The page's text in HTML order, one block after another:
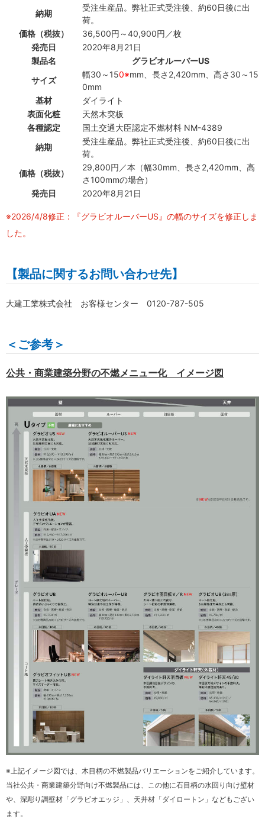
納期
受注生産品。弊社正式受注後、約60日後に出
荷。
価格（税抜）
36,500円～40,900円／枚
発売日
2020年8月21日
製品名
グラビオルーバーUS
サイズ
幅30～150※mm、長さ2,420mm、高さ30～15
0mm
基材
ダイライト
表面化粧
天然木突板
各種認定
国土交通大臣認定不燃材料 NM-4389
納期
受注生産品。弊社正式受注後、約60日後に出
荷。
価格（税抜）
29,800円／本（幅30mm、長さ2,420mm、高
さ100mmの場合）
発売日
2020年8月21日
※2026/4/8修正：『グラビオルーバーUS』の幅のサイズを修正しま
した。
【製品に関するお問い合わせ先】
大建工業株式会社 お客様センター 0120-787-505
＜ご参考＞
公共・商業建築分野の不燃メニュー化 イメージ図
※上記イメージ図では、木目柄の不燃製品バリエーションをご紹介しています。
当社公共・商業建築分野向け不燃製品には、この他に石目柄の水回り向け壁材
や、深彫り調壁材「グラビオエッジ」、天井材「ダイロートン」などもござい
ます。